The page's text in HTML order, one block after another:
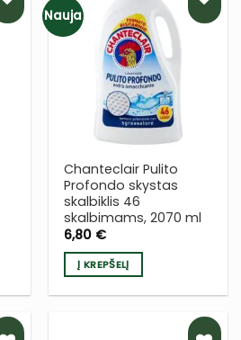
Nauja
PRIDĖTI
Į NORŲ
SĄRAŠĄ
Chanteclair Pulito
Profondo skystas
skalbiklis 46
skalbimams, 2070 ml
6,80 €
Į KREPŠELĮ